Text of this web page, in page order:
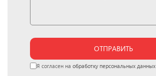
ОТПРАВИТЬ
Я согласен на обработку персональных данных